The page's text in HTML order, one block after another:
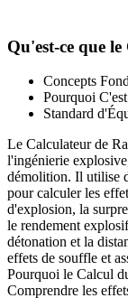
Qu'est-ce que
Concepts
Pourquoi
Standard
Le Calculateur de
l'ingénierie
démolition. Il utilise
pour calculer les
d'explosion, la
le rendement
détonation et la
effets de souffle et
Pourquoi le Calcul
Comprendre les